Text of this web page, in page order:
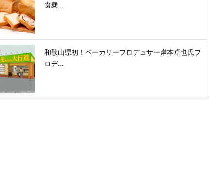
食麹...
和歌山県初！ベーカリープロデュサー岸本卓也氏プ
ロデ...